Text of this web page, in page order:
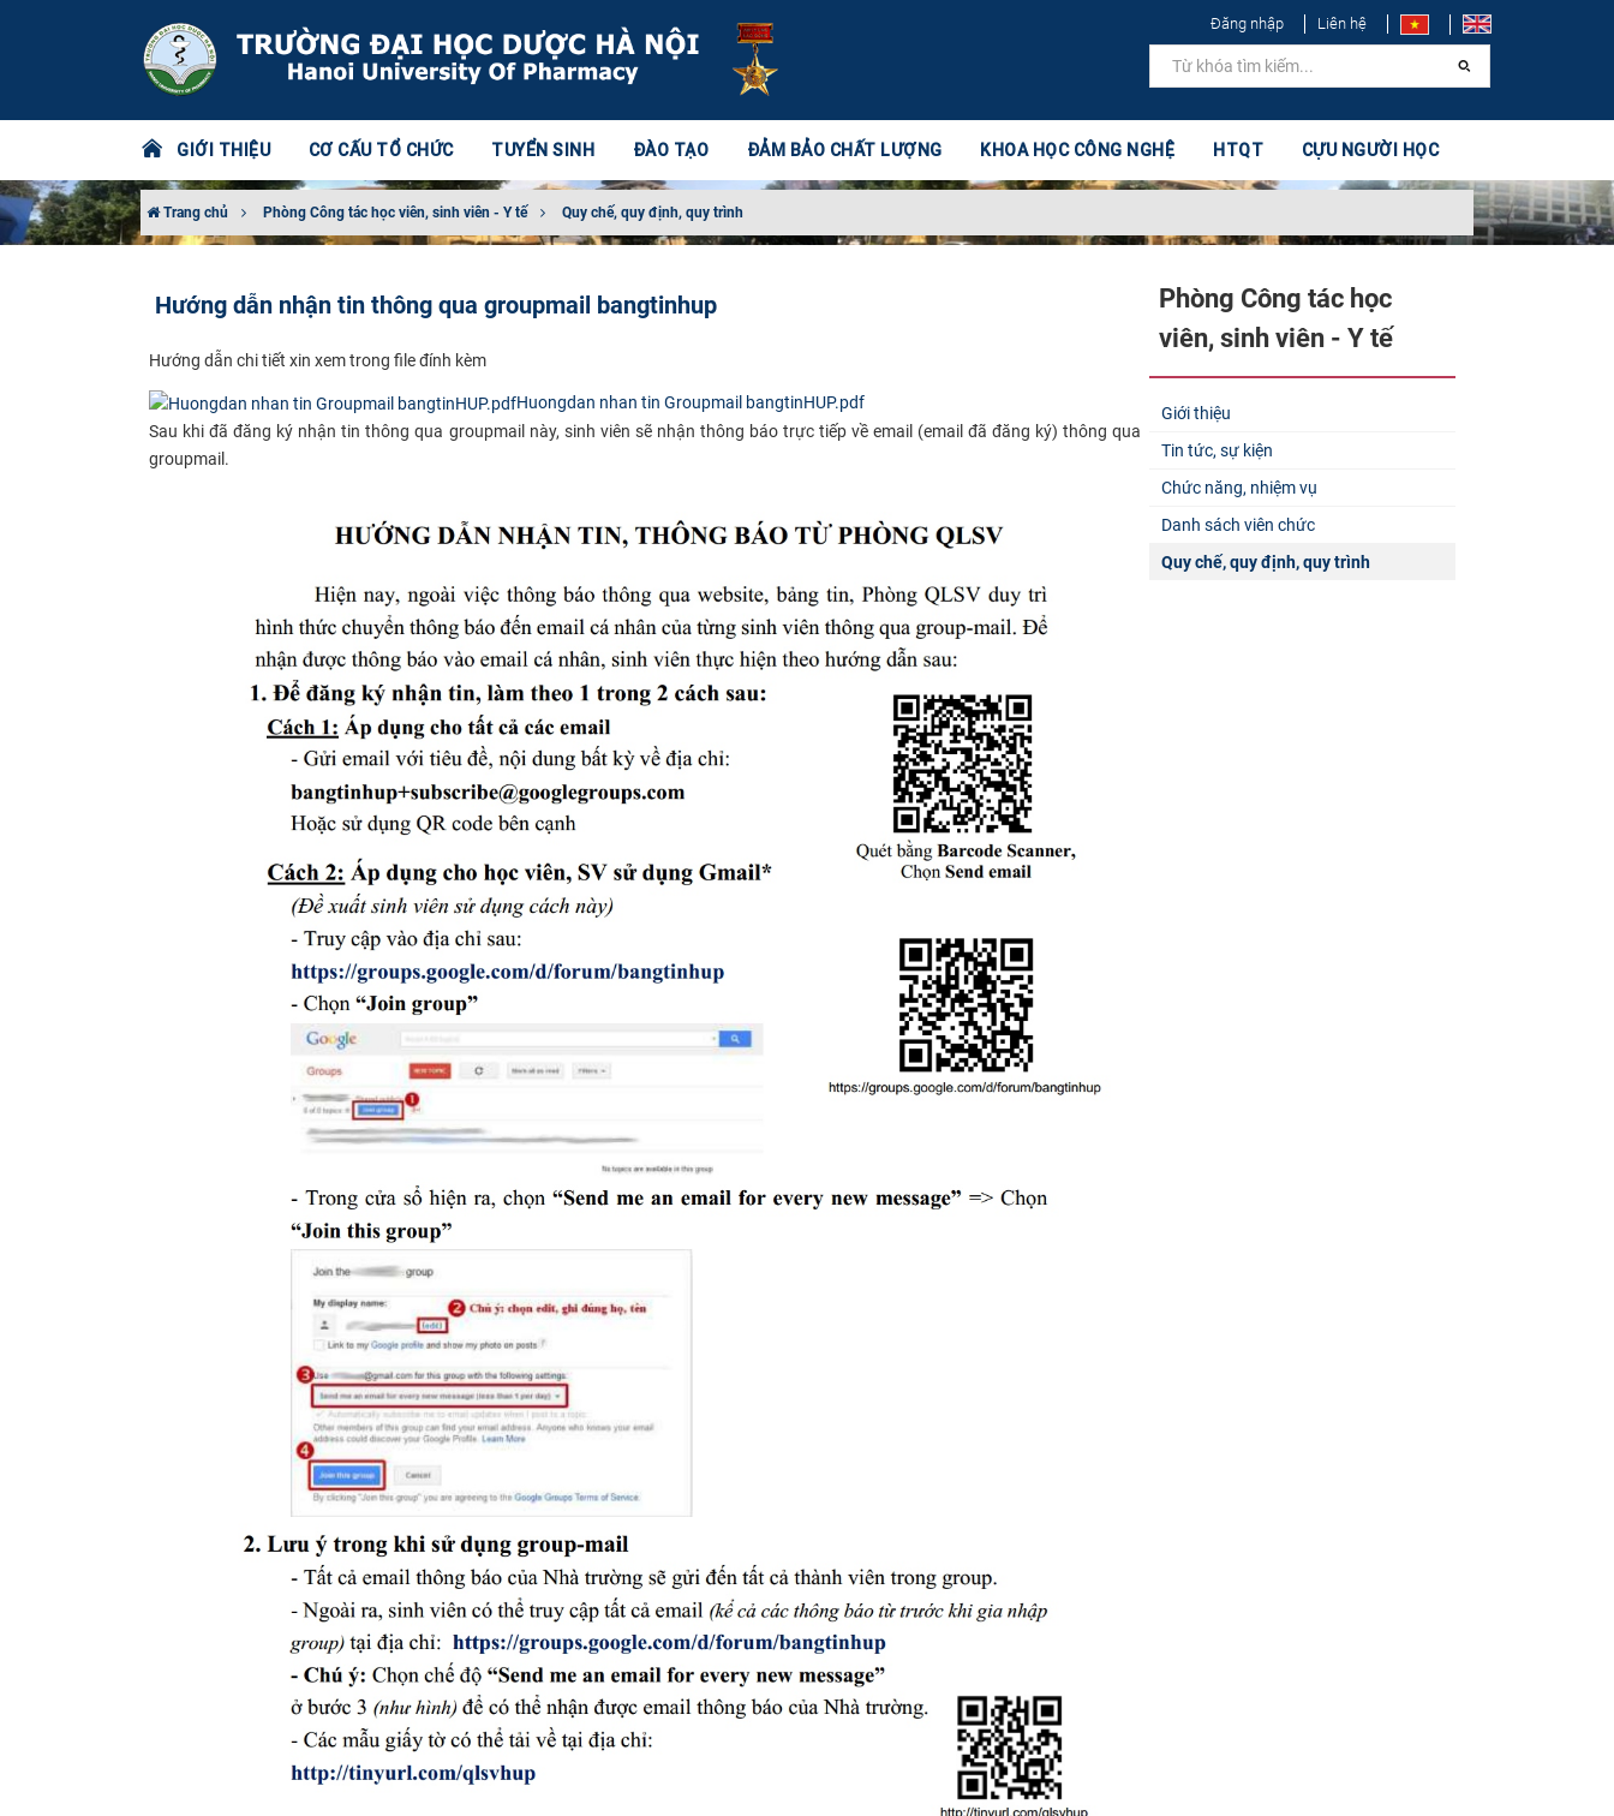
Đăng nhập Liên hệ
GIỚI THIỆU CƠ CẤU TỔ CHỨC TUYỂN SINH ĐÀO TẠO ĐẢM BẢO CHẤT LƯỢNG KHOA HỌC CÔNG NGHỆ HTQT CỰU NGƯỜI HỌC
Trang chủ Phòng Công tác học viên, sinh viên - Y tế Quy chế, quy định, quy trình
Hướng dẫn nhận tin thông qua groupmail bangtinhup
​Hướng​ dẫn chi tiết xin xem trong file đính kèm
Huongdan nhan tin Groupmail bangtinHUP.pdf
Sau khi đã đăng ký nhận tin thông qua groupmail này, sinh viên sẽ nhận thông báo trực tiếp về email (email đã đăng ký) thông qua
groupmail.
Phòng Công tác học
viên, sinh viên - Y tế
Giới thiệu
Tin tức, sự kiện
Chức năng, nhiệm vụ
Danh sách viên chức
Quy chế, quy định, quy trình